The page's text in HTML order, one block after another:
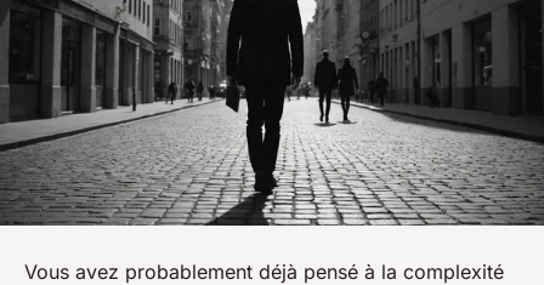
Vous avez probablement déjà pensé à la complexité